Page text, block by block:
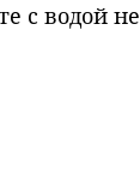
с водой не